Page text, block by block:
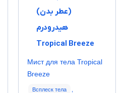
Мист для тела Tropical
Breeze
Всплеск тела